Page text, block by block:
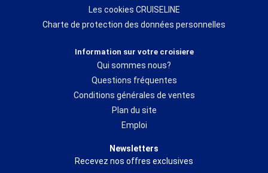
Les cookies CRUISELINE
Charte de protection des données personnelles
Information sur votre croisiere
Qui sommes nous?
Questions fréquentes
Conditions générales de ventes
Plan du site
Emploi
Newsletters
Recevez nos offres exclusives